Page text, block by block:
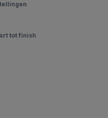
tot finish